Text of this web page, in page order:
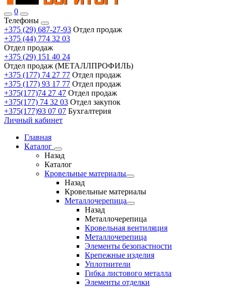
0
Телефоны
+375 (29) 687-27-93 Отдел продаж
+375 (44) 774 32 03
Отдел продаж
+375 (29) 151 40 24
Отдел продаж (МЕТАЛЛПРОФИЛЬ)
+375 (177) 74 27 77 Отдел продаж
+375 (177) 93 17 77 Отдел продаж
+375(177)74 27 47 Отдел продаж
+375(177) 74 32 03 Отдел закупок
+375(177)93 07 07 Бухгалтерия
Личный кабинет
Главная
Каталог
Назад
Каталог
Кровельные материалы
Назад
Кровельные материалы
Металлочерепица
Назад
Металлочерепица
Кровельная вентиляция
Металлочерепица
Элементы безопастности
Крепежные изделия
Уплотнители
Гибка листового металла
Элементы отделки